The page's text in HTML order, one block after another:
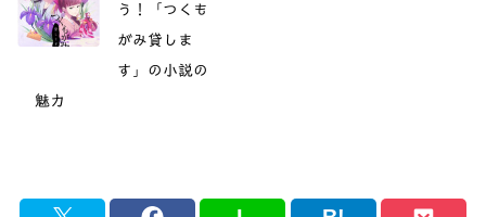
う！「つくも
がみ貸しま
す」の小説の
魅力